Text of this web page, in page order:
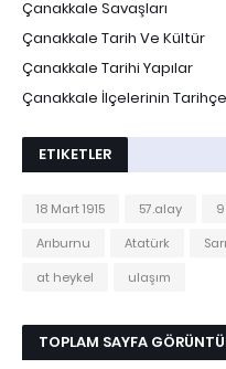
Çanakkale Savaşları
Çanakkale Tarih Ve Kültür
Çanakkale Tarihi Yapılar
Çanakkale İlçelerinin
ETIKETLER
18 Mart 1915 57.alay
Arıburnu
Atatürk
at heykel
ulaşım
TOPLAM SAYFA